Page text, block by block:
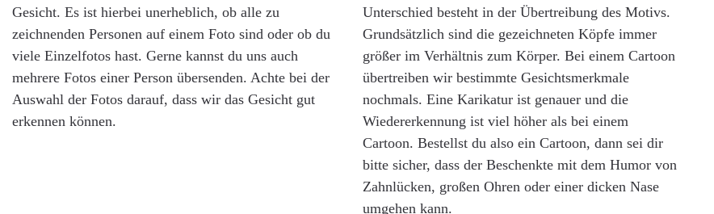
Gesicht. Es ist hierbei unerheblich, ob alle zu
zeichnenden Personen auf einem Foto sind oder ob du
viele Einzelfotos hast. Gerne kannst du uns auch
mehrere Fotos einer Person übersenden. Achte bei der
Auswahl der Fotos darauf, dass wir das Gesicht gut
erkennen können.
Unterschied besteht in der Übertreibung des Motivs.
Grundsätzlich sind die gezeichneten Köpfe immer
größer im Verhältnis zum Körper. Bei einem Cartoon
übertreiben wir bestimmte Gesichtsmerkmale
nochmals. Eine Karikatur ist genauer und die
Wiedererkennung ist viel höher als bei einem
Cartoon. Bestellst du also ein Cartoon, dann sei dir
bitte sicher, dass der Beschenkte mit dem Humor von
Zahnlücken, großen Ohren oder einer dicken Nase
umgehen kann.